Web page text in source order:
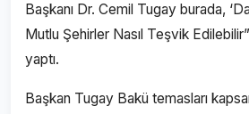
Başkanı Dr. Cemil Tugay burada,
Mutlu Şehirler Nasıl Teşvik
yaptı.
Başkan Tugay Bakü temasları